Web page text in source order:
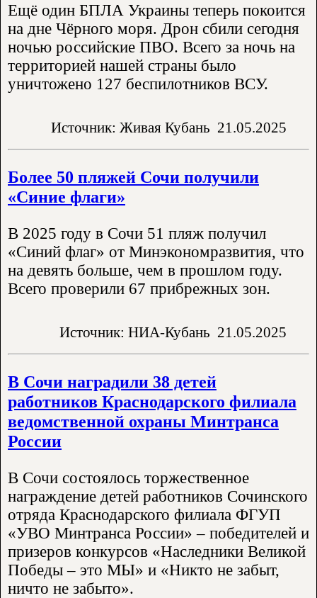
Ещё один БПЛА Украины теперь покоится
на дне Чёрного моря. Дрон сбили сегодня
ночью российские ПВО. Всего за ночь на
территорией нашей страны было
уничтожено 127 беспилотников ВСУ.
Источник: Живая Кубань 21.05.2025
Более 50 пляжей Сочи получили
«Синие флаги»
В 2025 году в Сочи 51 пляж получил
«Синий флаг» от Минэкономразвития, что
на девять больше, чем в прошлом году.
Всего проверили 67 прибрежных зон.
Источник: НИА-Кубань 21.05.2025
В Сочи наградили 38 детей
работников Краснодарского филиала
ведомственной охраны Минтранса
России
В Сочи состоялось торжественное
награждение детей работников Сочинского
отряда Краснодарского филиала ФГУП
«УВО Минтранса России» – победителей и
призеров конкурсов «Наследники Великой
Победы – это МЫ» и «Никто не забыт,
ничто не забыто».